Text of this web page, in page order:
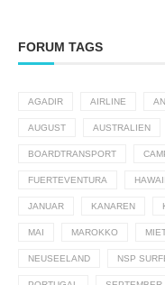
FORUM TAGS
AGADIR AIRLINE
AUGUST AUSTRALIEN
BOARDTRANSPORT
FUERTEVENTURA HAWAII
JANUAR KANAREN
MAI MAROKKO
NEUSEELAND NSP